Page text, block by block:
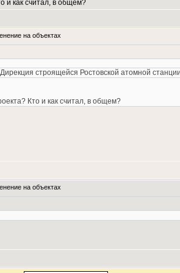
и как считал, в общем?
на объектах
строящейся Ростовской атомной
Кто и как считал, в общем?
на объектах